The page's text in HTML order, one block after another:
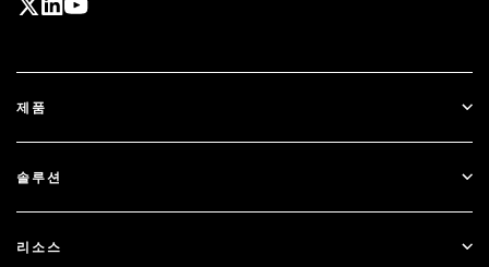
제품
SecurID
솔루션
리소스